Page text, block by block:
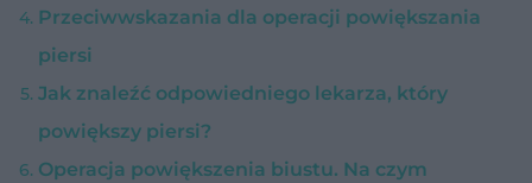
Przeciwwskazania dla operacji powiększania
piersi
Jak znaleźć odpowiedniego lekarza, który
powiększy piersi?
Operacja powiększenia biustu. Na czym